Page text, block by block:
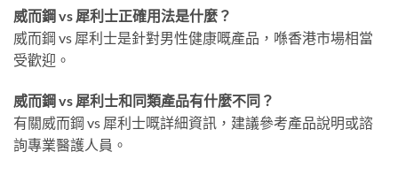
威而鋼 vs 犀利士正確用法是什麼？
威而鋼 vs 犀利士是針對男性健康嘅產品，喺香港市場相當
受歡迎。
威而鋼 vs 犀利士和同類產品有什麼不同？
有關威而鋼 vs 犀利士嘅詳細資訊，建議參考產品說明或諮
詢專業醫護人員。